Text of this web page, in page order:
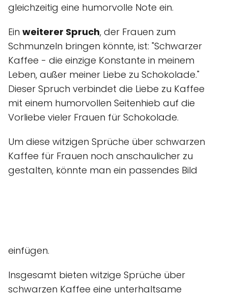
gleichzeitig eine humorvolle Note ein.
Ein weiterer Spruch, der Frauen zum
Schmunzeln bringen könnte, ist: "Schwarzer
Kaffee - die einzige Konstante in meinem
Leben, außer meiner Liebe zu Schokolade."
Dieser Spruch verbindet die Liebe zu Kaffee
mit einem humorvollen Seitenhieb auf die
Vorliebe vieler Frauen für Schokolade.
Um diese witzigen Sprüche über schwarzen
Kaffee für Frauen noch anschaulicher zu
gestalten, könnte man ein passendes Bild
einfügen.
Insgesamt bieten witzige Sprüche über
schwarzen Kaffee eine unterhaltsame